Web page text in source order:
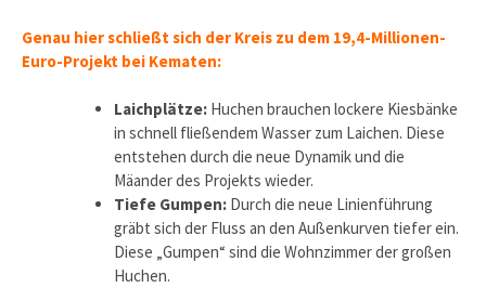
Genau hier schließt sich der Kreis zu dem 19,4-Millionen-
Euro-Projekt bei Kematen:
Laichplätze: Huchen brauchen lockere Kiesbänke
in schnell fließendem Wasser zum Laichen. Diese
entstehen durch die neue Dynamik und die
Mäander des Projekts wieder.
Tiefe Gumpen: Durch die neue Linienführung
gräbt sich der Fluss an den Außenkurven tiefer ein.
Diese „Gumpen“ sind die Wohnzimmer der großen
Huchen.